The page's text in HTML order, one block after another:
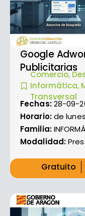
Google
Publicitarias
Comercio,
Informática,
Transversal
Fechas:28-09-
Horario:de
Familia:
Modalidad:
Gratuito